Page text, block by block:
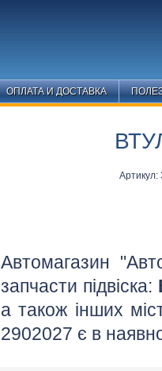
ОПЛАТА И ДОСТАВКА
Автомагазин
запчасти підвіска:
а також інших
2902027 є в